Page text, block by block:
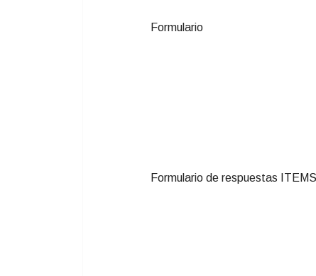
Formulario
Formulario de respuestas